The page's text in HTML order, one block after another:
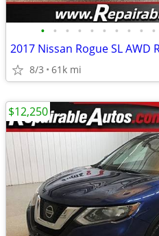
• • • • • • • • • •
2017 Nissan Rogue SL
8/3 61k mi
$12,250